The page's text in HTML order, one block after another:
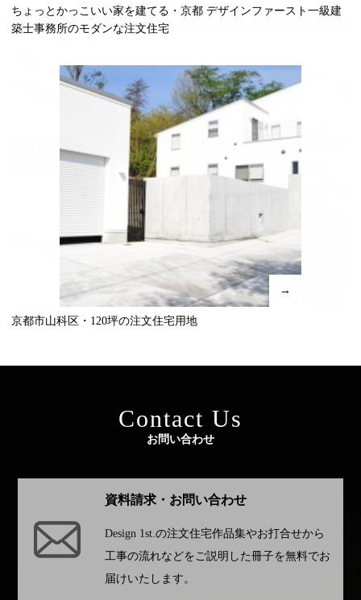
ちょっとかっこいい家を建てる・京都 デザインファースト一級建
築士事務所のモダンな注文住宅
→
京都市山科区・120坪の注文住宅用地
Contact Us
お問い合わせ
資料請求・お問い合わせ
Design 1st.の注文住宅作品集やお打合せから
工事の流れなどをご説明した冊子を無料でお
届けいたします。